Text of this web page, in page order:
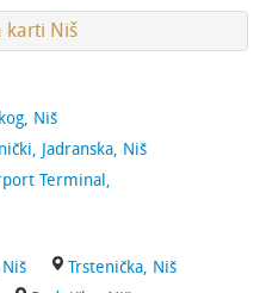
karti Niš
Niš
Jadranska, Niš
Terminal,
Trstenička, Niš